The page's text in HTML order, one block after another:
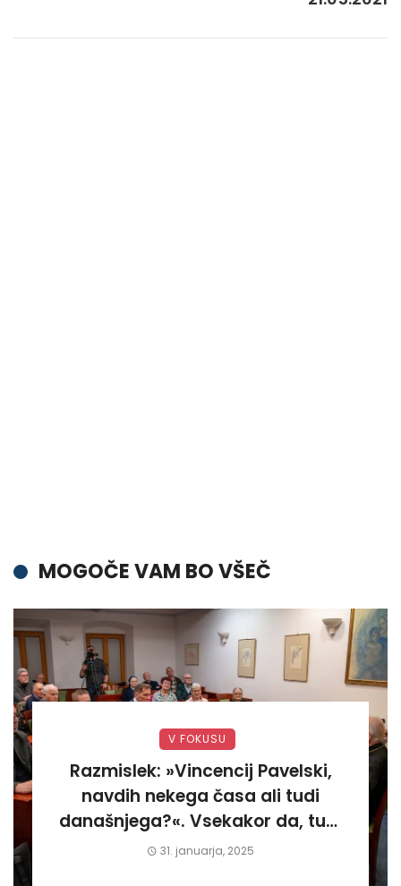
MOGOČE VAM BO VŠEČ
V FOKUSU
Razmislek: »Vincencij Pavelski,
navdih nekega časa ali tudi
današnjega?«. Vsekakor da, tudi
današnjega«
31. januarja, 2025